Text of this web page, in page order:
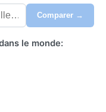
Comparer →
le monde: